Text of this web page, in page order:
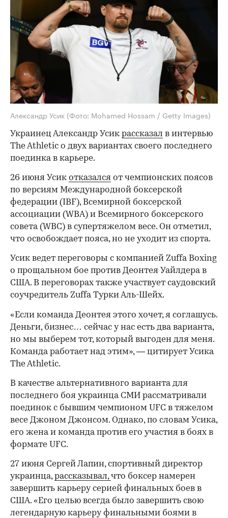
Александр Усик (Фото: Mohamed Hossam / Getty Images)
Украинец Александр Усик рассказал в интервью
The Athletic о двух вариантах своего последнего
поединка в карьере.
26 июня Усик отказался от чемпионских поясов
по версиям Международной боксерской
федерации (IBF), Всемирной боксерской
ассоциации (WBA) и Всемирного боксерского
совета (WBC) в супертяжелом весе. Он отметил,
что освобождает пояса, но не уходит из спорта.
Усик ведет переговоры с компанией Zuffa Boxing
о прощальном бое против Деонтея Уайлдера в
США. В переговорах также участвует саудовский
соучредитель Zuffa Турки Аль-Шейх.
«Если команда Деонтея этого хочет, я соглашусь.
Деньги, бизнес… сейчас у нас есть два варианта,
но мы выберем тот, который выгоден для меня.
Команда работает над этим», — цитирует Усика
The Athletic.
В качестве альтернативного варианта для
последнего боя украинца СМИ рассматривали
поединок с бывшим чемпионом UFC в тяжелом
весе Джоном Джонсом. Однако, по словам Усика,
его жена и команда против его участия в боях в
формате UFC.
27 июня Сергей Лапин, спортивный директор
украинца,рассказывал,что боксер намерен
завершить карьеру серией финальных боев в
США. «Его целью всегда было завершить свою
легендарную карьеру финальными боями в